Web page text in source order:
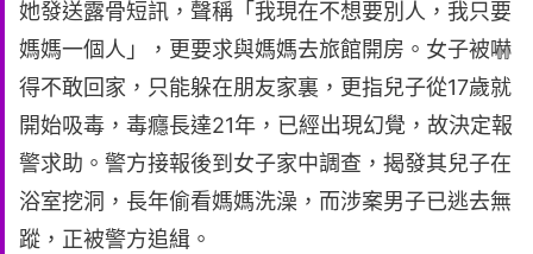
她發送露骨短訊，聲稱「我現在不想要別人，我只要
媽媽一個人」，更要求與媽媽去旅館開房。女子被嚇
得不敢回家，只能躲在朋友家裏，更指兒子從17歲就
開始吸毒，毒癮長達21年，已經出現幻覺，故決定報
警求助。警方接報後到女子家中調查，揭發其兒子在
浴室挖洞，長年偷看媽媽洗澡，而涉案男子已逃去無
蹤，正被警方追緝。